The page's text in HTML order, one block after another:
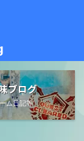
ブログ
ム日記等